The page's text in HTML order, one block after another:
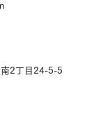
南2丁目24-5-5